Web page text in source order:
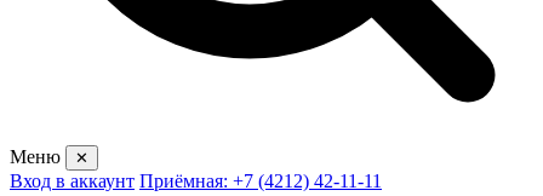
Меню ✕
Вход в аккаунт Приёмная: +7 (4212) 42-11-11